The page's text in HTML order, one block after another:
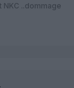
NKC ..dommage